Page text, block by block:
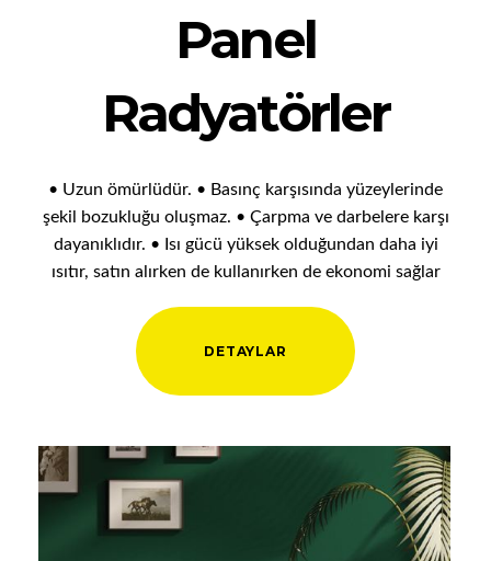
Panel
Radyatörler
• Uzun ömürlüdür. • Basınç karşısında yüzeylerinde
şekil bozukluğu oluşmaz. • Çarpma ve darbelere karşı
dayanıklıdır. • Isı gücü yüksek olduğundan daha iyi
ısıtır, satın alırken de kullanırken de ekonomi sağlar
DETAYLAR